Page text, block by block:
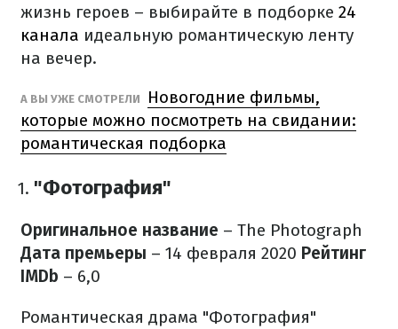
жизнь героев – выбирайте в подборке 24
канала идеальную романтическую ленту
на вечер.
А ВЫ УЖЕ СМОТРЕЛИ
Новогодние фильмы,
которые можно посмотреть на свидании:
романтическая подборка
"Фотография"
Оригинальное название – The Photograph
Дата премьеры – 14 февраля 2020 Рейтинг
IMDb – 6,0
Романтическая драма "Фотография"